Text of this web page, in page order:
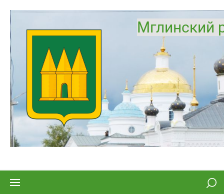
Мглинский